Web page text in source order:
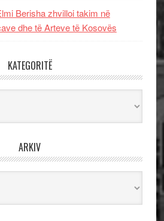
Berisha zhvilloi takim në
dhe të Arteve të Kosovës
KATEGORITË
ARKIV